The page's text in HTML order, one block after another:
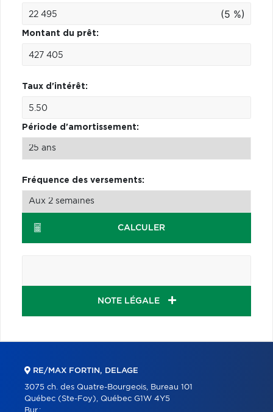
(5 %)
Montant du prêt:
Taux d'intérêt:
Période d'amortissement:
Fréquence des versements:
CALCULER
NOTE LÉGALE
RE/MAX FORTIN, DELAGE
3075 ch. des Quatre-Bourgeois, Bureau 101
Québec (Ste-Foy), Québec G1W 4Y5
Bur.: